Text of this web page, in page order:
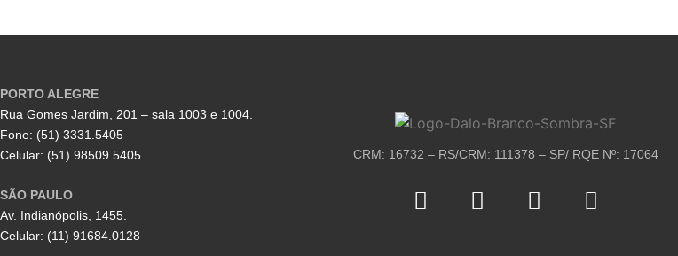
PORTO ALEGRE
Rua Gomes Jardim, 201 – sala 1003 e 1004.
Fone: (51) 3331.5405
Celular: (51) 98509.5405
SÃO PAULO
Av. Indianópolis, 1455.
Celular: (11) 91684.0128
CRM: 16732 – RS/CRM: 111378 – SP/ RQE Nº: 17064